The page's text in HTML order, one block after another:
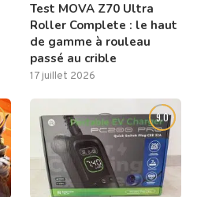
Test MOVA Z70 Ultra
Roller Complete : le haut
de gamme à rouleau
passé au crible
17 juillet 2026
9.0